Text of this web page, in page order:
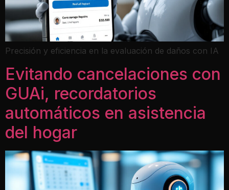
Precisión y eficiencia en la evaluación de daños con IA
Evitando cancelaciones con
GUAi, recordatorios
automáticos en asistencia
del hogar